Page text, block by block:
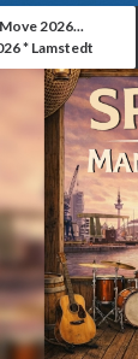
2026...
* Lamstedt